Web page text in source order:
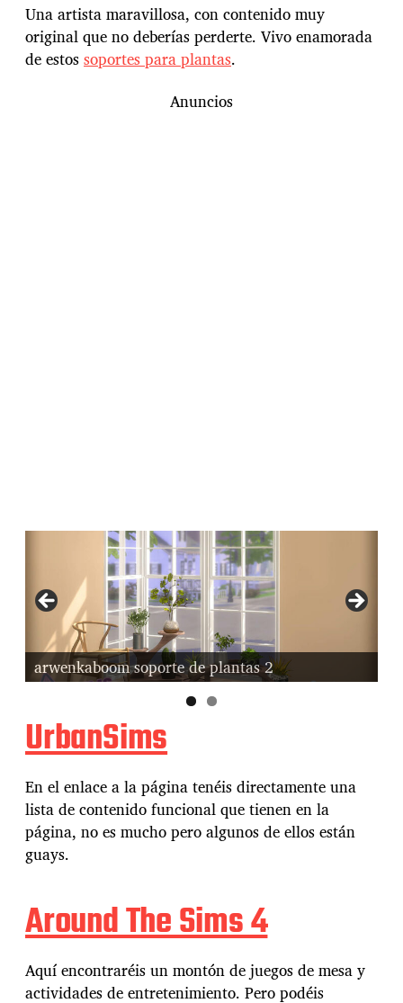
Una artista maravillosa, con contenido muy
original que no deberías perderte. Vivo enamorada
de estossoportes para plantas.
Anuncios
arwenkaboom soporte de plantas 1
UrbanSims
En el enlace a la página tenéis directamente una
lista de contenido funcional que tienen en la
página, no es mucho pero algunos de ellos están
guays.
Around The Sims 4
Aquí encontraréis un montón de juegos de mesa y
actividades de entretenimiento. Pero podéis